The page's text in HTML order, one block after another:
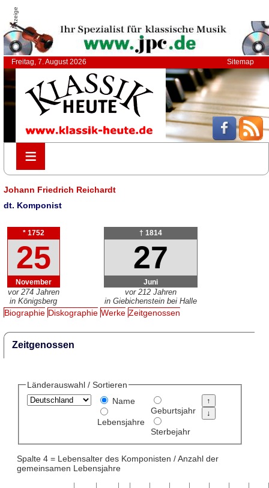
Anzeige
Freitag, 7. August 2026 Sitemap
≡
≡
Johann Friedrich Reichardt
dt. Komponist
* 1752
25
November
vor 274 Jahren
in Königsberg
† 1814
27
Juni
vor 212 Jahren
in Giebichenstein bei Halle
Biographie Diskographie Werke Zeitgenossen
Zeitgenossen
Länderauswahl / Sortieren
Name
Lebensjahre
Geburtsjahr
Sterbejahr
Spalte 4 = Lebensalter des Komponisten / Anzahl der
gemeinsamen Lebensjahre